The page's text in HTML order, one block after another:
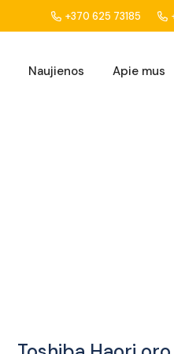
+370 625 73185
Naujienos Apie mus